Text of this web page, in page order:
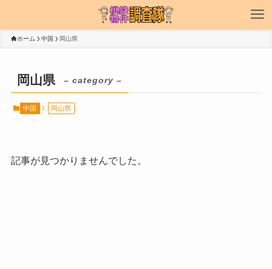
ホーム 中国 岡山県
岡山県 – category –
中国 岡山県
記事が見つかりませんでした。